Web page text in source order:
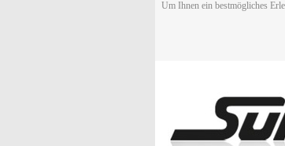
Um Ihnen ein bestmögliches